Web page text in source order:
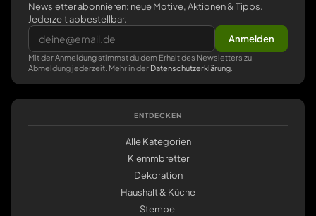
Newsletter abonnieren: neue Motive, Aktionen & Tipps.
Jederzeit abbestellbar.
Anmelden
Mit der Anmeldung stimmst du dem Erhalt des Newsletters zu,
Abmeldung jederzeit. Mehr in der Datenschutzerklärung
ENTDECKEN
Alle Kategorien
Klemmbretter
Dekoration
Haushalt & Küche
Stempel